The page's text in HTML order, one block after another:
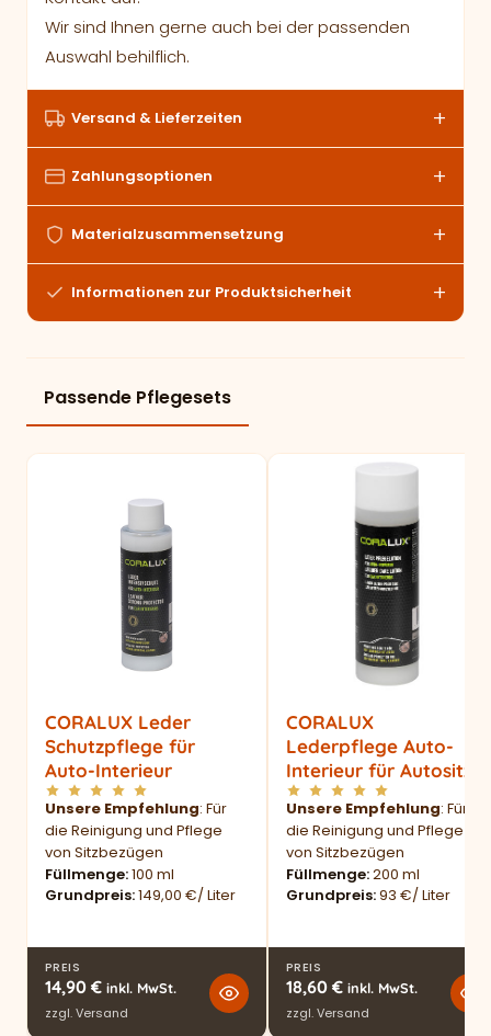
Wir sind Ihnen gerne auch bei der passenden
Auswahl behilflich.
Versand & Lieferzeiten
Zahlungsoptionen
Materialzusammensetzung
Informationen zur Produktsicherheit
Passende Pflegesets
CORALUX Leder
Schutzpflege für
Auto-Interieur
Unsere Empfehlung: Für
die Reinigung und Pflege
von Sitzbezügen
Füllmenge 100 ml
Grundpreis 149,00 €/ Liter
PREIS
14,90 € inkl. MwSt.
zzgl.Versand
CORALUX
Lederpflege Auto-
Interieur für Autositze
Unsere Empfehlung: Für
die Reinigung und Pflege
von Sitzbezügen
Füllmenge 200 ml
Grundpreis 93 €/ Liter
PREIS
18,60 € inkl. MwSt.
zzgl.Versand